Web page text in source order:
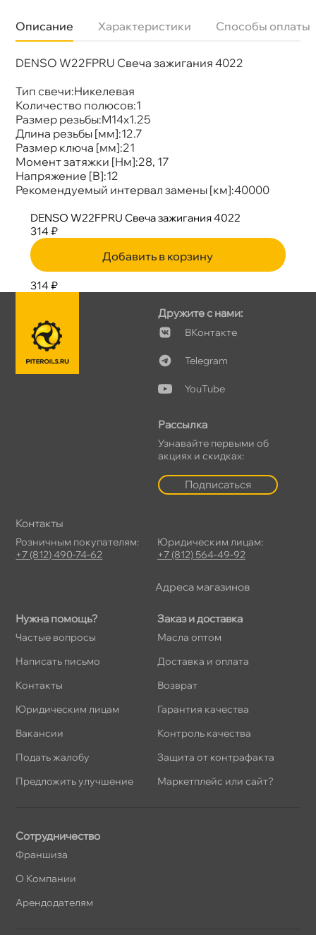
Описание Характеристики Способы оплаты
DENSO W22FPRU Свеча зажигания 4022
Тип свечи:Никелевая
Количество полюсов:1
Размер резьбы:M14x1.25
Длина резьбы [мм]:12.7
Размер ключа [мм]:21
Момент затяжки [Нм]:28, 17
Напряжение [В]:12
Рекомендуемый интервал замены [км]:40000
Бренд
Denso
DENSO W22FPRU Свеча зажигания 4022
314 ₽
Добавить в корзину
314 ₽
Нужна помощь?
Частые вопросы
Написать письмо
Контакты
Юридическим лицам
акансии
Подать жалобу
Предложить улучшение
Заказ и доставка
Масла оптом
Доставка и оплата
озврат
Гарантия качества
Контроль качества
Защита от контрафакта
Маркетплейс или сайт?
Дружите с нами:
Контакте
Telegram
YouTube
Рассылка
Узнавайте первыми о
акциях и скидках:
Подписаться
Сотрудничество
Франшиза
О Компании
Арендодателям
Контакты
Розничным покупателям:
+7 (812) 490-74-62
Юридическим лицам:
+7 (812) 564-49-92
Адреса магазино